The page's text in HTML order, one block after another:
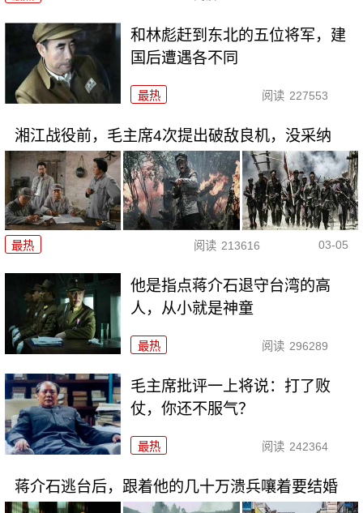
和林彪赶到东北的五位将军，建
国后遭遇各不同
最热 阅读 227553
湘江战役前，毛主席4次提出破敌良机，没采纳
最热 阅读 213616 03-05
他是指点蒋介石退守台湾的高
人，从小就是神童
最热 阅读 296289
毛主席批评一上将说：打了败
仗，你还不服气？
最热 阅读 242364
蒋介石逃台后，跟着他的几十万溃兵嚷着要结婚